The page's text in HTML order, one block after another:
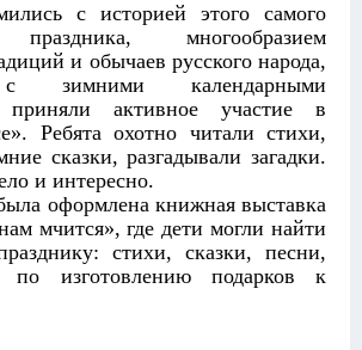
с историей этого самого
праздника, многообразием
и обычаев русского народа,
зимними календарными
приняли активное участие в
Ребята охотно читали стихи,
сказки, разгадывали загадки.
и интересно.
оформлена книжная выставка
мчится», где дети могли найти
стихи, сказки, песни,
по изготовлению подарков к